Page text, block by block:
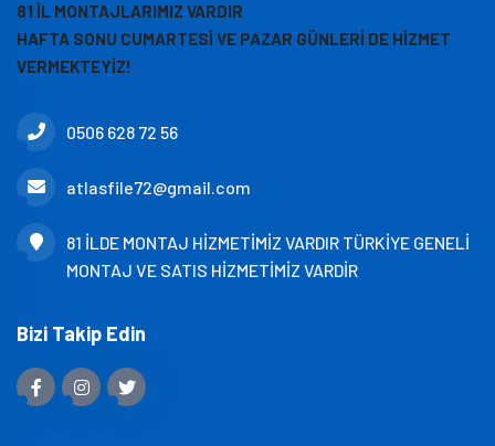
81 İL MONTAJLARIMIZ VARDIR
HAFTA SONU CUMARTESİ VE PAZAR GÜNLERİ DE HİZMET
VERMEKTEYİZ!
0506 628 72 56
atlasfile72@gmail.com
81 İLDE MONTAJ HİZMETİMİZ VARDIR TÜRKİYE GENELİ
MONTAJ VE SATIS HİZMETİMİZ VARDİR
Bizi Takip Edin